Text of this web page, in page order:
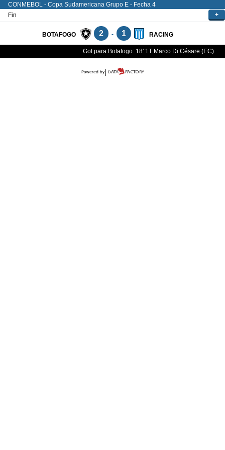
CONMEBOL - Copa Sudamericana Grupo E - Fecha 4
Fin
+
BOTAFOGO 2 - 1 RACING
Gol para Botafogo: 18' 1T Marco Di Césare (EC).